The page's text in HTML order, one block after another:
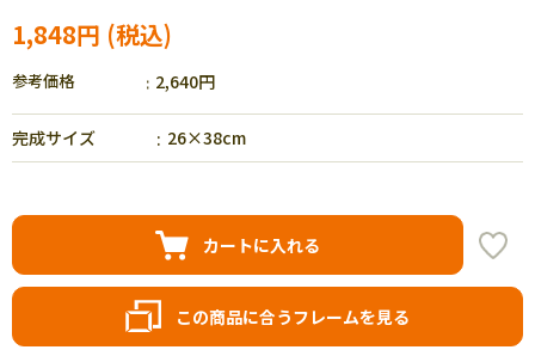
1,848円
参考価格 2,640円
完成サイズ 26×38cm
カートに入れる
この商品に合うフレームを見る